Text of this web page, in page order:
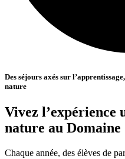
Des séjours axés sur
nature
Vivez l’expérience
nature au Domaine
Chaque année, des élèves de